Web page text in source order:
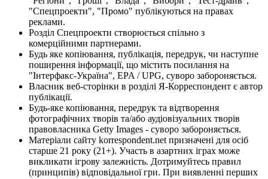
"Спецпроекти", "Промо" публікуються на правах
реклами.
Розділ Спецпроекти створюється спільно з
комерційними партнерами.
Будь яке копіювання, публікація, передрук, чи наступне
поширення інформації, що містить посилання на
"Інтерфакс-Україна", EPA / UPG, суворо забороняється.
Власник веб-сторінки в розділі Я-Корреспондент є автор
публікації.
Будь-яке копіювання, передрук та відтворення
фотографічних творів та/або аудіовізуальних творів
правовласника Getty Images - суворо забороняється.
Матеріали сайту korrespondent.net призначені для осіб
старше 21 року (21+). Участь в азартних іграх може
викликати ігрову залежність. Дотримуйтесь правил
(принципів) відповідальної гри. При виявленні перших